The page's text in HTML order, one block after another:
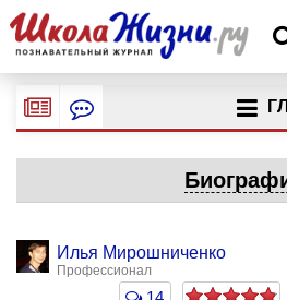
Илья Мирошниченко
Профессионал